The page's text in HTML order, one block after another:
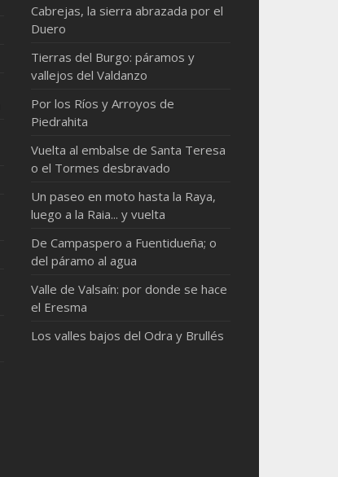
Cabrejas, la sierra abrazada por el
Duero
Tierras del Burgo: páramos y
vallejos del Valdanzo
Por los Ríos y Arroyos de
Piedrahita
Vuelta al embalse de Santa Teresa
o el Tormes desbravado
Un paseo en moto hasta la Raya,
luego a la Raia... y vuelta
De Campaspero a Fuentidueña; o
del páramo al agua
Valle de Valsaín: por donde se hace
el Eresma
Los valles bajos del Odra y Brullés